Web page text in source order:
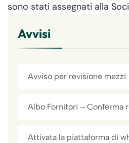
sono stati assegnati alla
Avvisi
Avviso per revisione mezzi
Albo Fornitori – Conferma
Attivata la piattaforma di